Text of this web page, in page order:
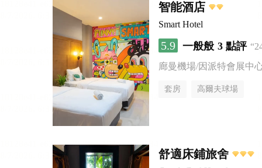
智能酒店
Smart Hotel
5.9 一般般 3 點評
廊曼機場/因派特會展中
套房 高爾夫球場
舒適床鋪旅舍